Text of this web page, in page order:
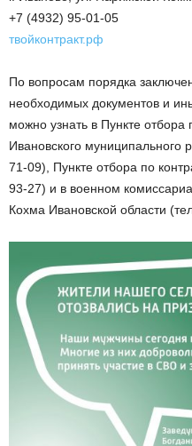
+7 (4932) 95-01-05
твойконтракт.рф
По вопросам порядка
необходимых документов и
можно узнать в Пункте отбора
Ивановского
71-09), Пункте отбора по
93-27) и в военном
Кохма Ивановской области